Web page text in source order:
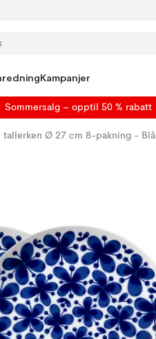
Kampanjer
Sommersalg – opptil 50 % rabatt
tallerken Ø 27 cm 8-pakning - Blå